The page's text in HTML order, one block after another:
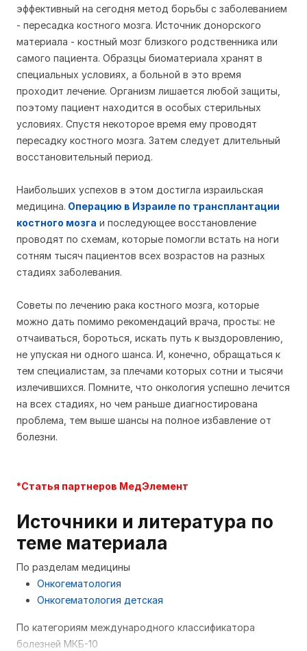
эффективный на сегодня метод борьбы с заболеванием
- пересадка костного мозга. Источник донорского
материала - костный мозг близкого родственника или
самого пациента. Образцы биоматериала хранят в
специальных условиях, а больной в это время
проходит лечение. Организм лишается любой защиты,
поэтому пациент находится в особых стерильных
условиях. Спустя некоторое время ему проводят
пересадку костного мозга. Затем следует длительный
восстановительный период.
Наибольших успехов в этом достигла израильская
медицина. Операцию в Израиле по трансплантации
костного мозга и последующее восстановление
проводят по схемам, которые помогли встать на ноги
сотням тысяч пациентов всех возрастов на разных
стадиях заболевания.
Советы по лечению рака костного мозга, которые
можно дать помимо рекомендаций врача, просты: не
отчаиваться, бороться, искать путь к выздоровлению,
не упуская ни одного шанса. И, конечно, обращаться к
тем специалистам, за плечами которых сотни и тысячи
излечившихся. Помните, что онкология успешно лечится
на всех стадиях, но чем раньше диагностирована
проблема, тем выше шансы на полное избавление от
болезни.
*Статья партнеров МедЭлемент
Источники и литература по
теме материала
По разделам медицины
Онкогематология
Онкогематология детская
По категориям международного классификатора
болезней МКБ-10